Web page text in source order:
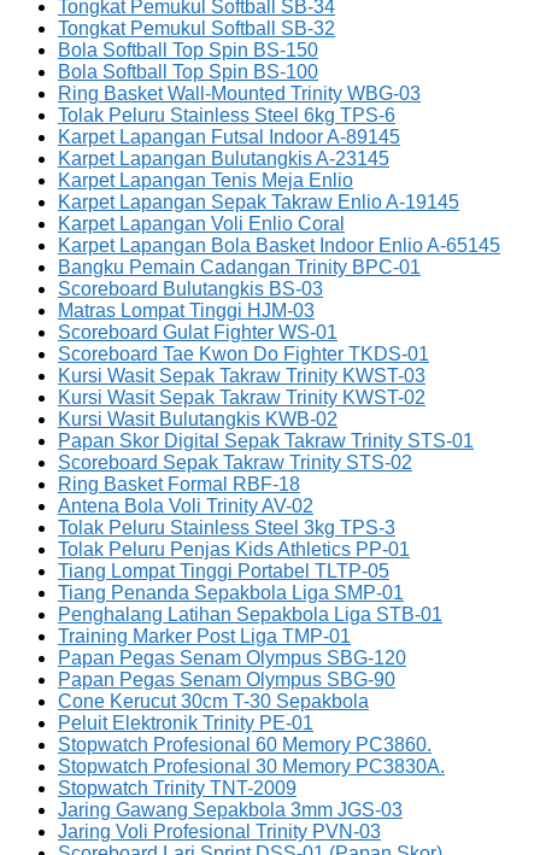
Tongkat Pemukul Softball SB-34
Tongkat Pemukul Softball SB-32
Bola Softball Top Spin BS-150
Bola Softball Top Spin BS-100
Ring Basket Wall-Mounted Trinity WBG-03
Tolak Peluru Stainless Steel 6kg TPS-6
Karpet Lapangan Futsal Indoor A-89145
Karpet Lapangan Bulutangkis A-23145
Karpet Lapangan Tenis Meja Enlio
Karpet Lapangan Sepak Takraw Enlio A-19145
Karpet Lapangan Voli Enlio Coral
Karpet Lapangan Bola Basket Indoor Enlio A-65145
Bangku Pemain Cadangan Trinity BPC-01
Scoreboard Bulutangkis BS-03
Matras Lompat Tinggi HJM-03
Scoreboard Gulat Fighter WS-01
Scoreboard Tae Kwon Do Fighter TKDS-01
Kursi Wasit Sepak Takraw Trinity KWST-03
Kursi Wasit Sepak Takraw Trinity KWST-02
Kursi Wasit Bulutangkis KWB-02
Papan Skor Digital Sepak Takraw Trinity STS-01
Scoreboard Sepak Takraw Trinity STS-02
Ring Basket Formal RBF-18
Antena Bola Voli Trinity AV-02
Tolak Peluru Stainless Steel 3kg TPS-3
Tolak Peluru Penjas Kids Athletics PP-01
Tiang Lompat Tinggi Portabel TLTP-05
Tiang Penanda Sepakbola Liga SMP-01
Penghalang Latihan Sepakbola Liga STB-01
Training Marker Post Liga TMP-01
Papan Pegas Senam Olympus SBG-120
Papan Pegas Senam Olympus SBG-90
Cone Kerucut 30cm T-30 Sepakbola
Peluit Elektronik Trinity PE-01
Stopwatch Profesional 60 Memory PC3860.
Stopwatch Profesional 30 Memory PC3830A.
Stopwatch Trinity TNT-2009
Jaring Gawang Sepakbola 3mm JGS-03
Jaring Voli Profesional Trinity PVN-03